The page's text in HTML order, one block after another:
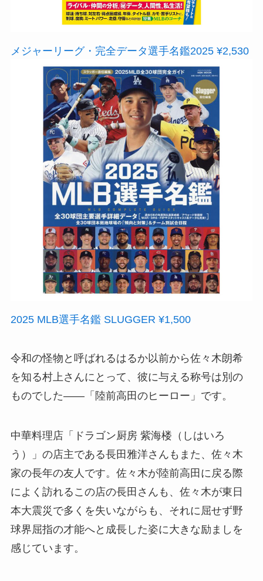
メジャーリーグ・完全データ選手名鑑2025 ¥2,530
2025 MLB選手名鑑 SLUGGER ¥1,500
令和の怪物と呼ばれるはるか以前から佐々木朗希
を知る村上さんにとって、彼に与える称号は別の
ものでした――「陸前高田のヒーロー」です。
中華料理店「ドラゴン厨房 紫海楼（しはいろ
う）」の店主である長田雅洋さんもまた、佐々木
家の長年の友人です。佐々木が陸前高田に戻る際
によく訪れるこの店の長田さんも、佐々木が東日
本大震災で多くを失いながらも、それに屈せず野
球界屈指の才能へと成長した姿に大きな励ましを
感じています。